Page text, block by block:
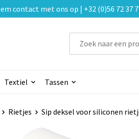
contact met ons op | +32 (0)56 72 37
Textiel Tassen
Rietjes Sip deksel voor siliconen